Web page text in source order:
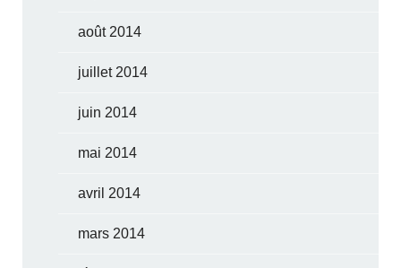
août 2014
juillet 2014
juin 2014
mai 2014
avril 2014
mars 2014